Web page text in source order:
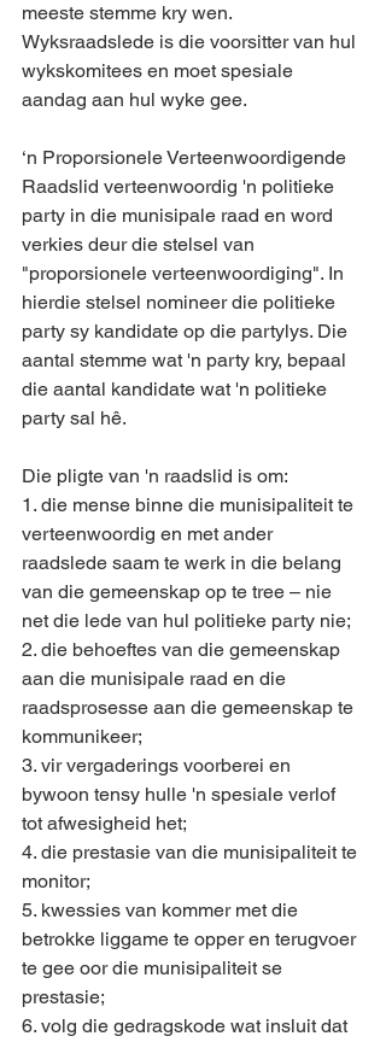
meeste stemme kry wen.
Wyksraadslede is die voorsitter van hul
wykskomitees en moet spesiale
aandag aan hul wyke gee.
‘n Proporsionele Verteenwoordigende
Raadslid verteenwoordig 'n politieke
party in die munisipale raad en word
verkies deur die stelsel van
"proporsionele verteenwoordiging". In
hierdie stelsel nomineer die politieke
party sy kandidate op die partylys. Die
aantal stemme wat 'n party kry, bepaal
die aantal kandidate wat 'n politieke
party sal hê.
Die pligte van 'n raadslid is om:
1. die mense binne die munisipaliteit te
verteenwoordig en met ander
raadslede saam te werk in die belang
van die gemeenskap op te tree – nie
net die lede van hul politieke party nie;
2. die behoeftes van die gemeenskap
aan die munisipale raad en die
raadsprosesse aan die gemeenskap te
kommunikeer;
3. vir vergaderings voorberei en
bywoon tensy hulle 'n spesiale verlof
tot afwesigheid het;
4. die prestasie van die munisipaliteit te
monitor;
5. kwessies van kommer met die
betrokke liggame te opper en terugvoer
te gee oor die munisipaliteit se
prestasie;
6. volg die gedragskode wat insluit dat